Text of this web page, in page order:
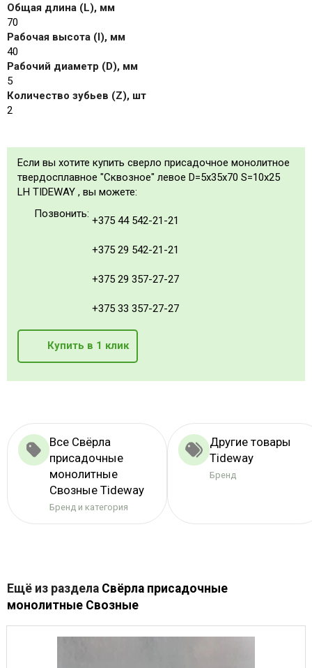
Общая длина (L), мм
70
Рабочая высота (I), мм
40
Рабочий диаметр (D), мм
5
Количество зубьев (Z), шт
2
Если вы хотите купить сверло присадочное монолитное
твердосплавное "Сквозное" левое D=5x35x70 S=10x25
LH TIDEWAY , вы можете:
Позвонить:
+375 44 542-21-21
+375 29 542-21-21
+375 29 357-27-27
+375 33 357-27-27
Купить в 1 клик
Все Свёрла
присадочные
монолитные
Свозные Tideway
Бренд и категория
Другие товары
Tideway
Бренд
Ещё из раздела Свёрла присадочные
монолитные Свозные